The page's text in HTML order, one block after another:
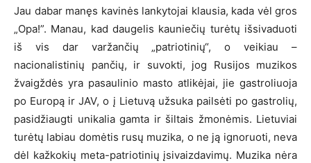
Jau dabar manęs kavinės lankytojai klausia, kada vėl gros
„Opa!”. Manau, kad daugelis kauniečių turėtų išsivaduoti
iš vis dar varžančių „patriotinių“, o veikiau –
nacionalistinių pančių, ir suvokti, jog Rusijos muzikos
žvaigždės yra pasaulinio masto atlikėjai, jie gastroliuoja
po Europą ir JAV, o į Lietuvą užsuka pailsėti po gastrolių,
pasidžiaugti unikalia gamta ir šiltais žmonėmis. Lietuviai
turėtų labiau domėtis rusų muzika, o ne ją ignoruoti, neva
dėl kažkokių meta-patriotinių įsivaizdavimų. Muzika nėra